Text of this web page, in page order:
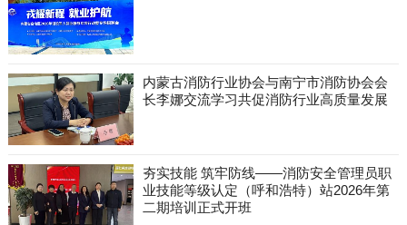
内蒙古消防行业协会与南宁市消防协会会
长李娜交流学习共促消防行业高质量发展
夯实技能 筑牢防线——消防安全管理员职
业技能等级认定（呼和浩特）站2026年第
二期培训正式开班